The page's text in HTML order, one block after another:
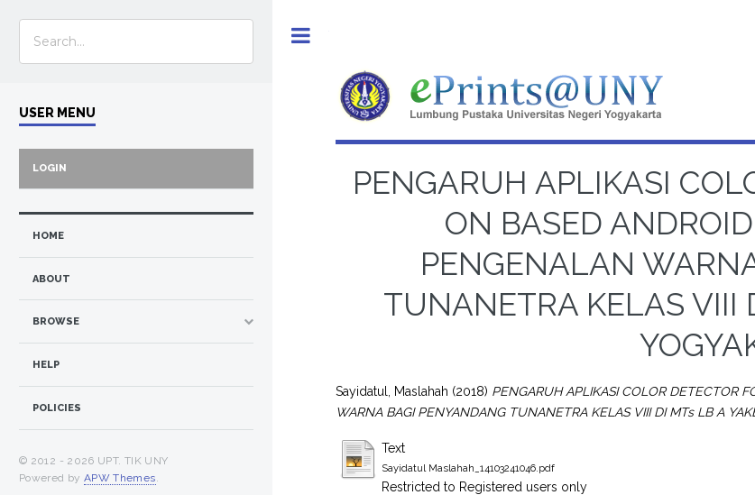
PENGARUH APLIKASI
ON BASED
PENGENALAN
TUNANETRA KELAS VIII
Sayidatul, Maslahah (2018) PENGARUH APLIKASI COLOR DETECTOR
WARNA BAGI PENYANDANG TUNANETRA KELAS VIII DI MTs LB A
Text
Sayidatul Maslahah_14103241046.pdf
Restricted to Registered users only
USER MENU
LOGIN
HOME
ABOUT
BROWSE
HELP
POLICIES
© 2012 - 2026 UPT. TIK UNY
Powered by APW Themes